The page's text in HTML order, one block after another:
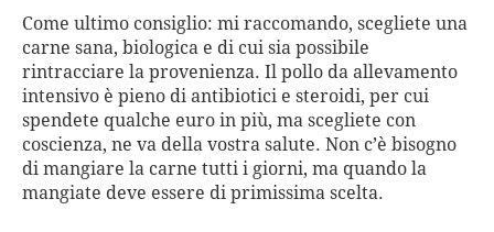
Come ultimo consiglio: mi raccomando, scegliete una
carne sana, biologica e di cui sia possibile
rintracciare la provenienza. Il pollo da allevamento
intensivo è pieno di antibiotici e steroidi, per cui
spendete qualche euro in più, ma scegliete con
coscienza, ne va della vostra salute. Non c’è bisogno
di mangiare la carne tutti i giorni, ma quando la
mangiate deve essere di primissima scelta.